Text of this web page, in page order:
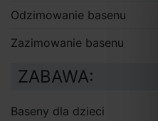
Odzimowanie basenu
Zazimowanie basenu
ZABAWA:
Baseny dla dzieci